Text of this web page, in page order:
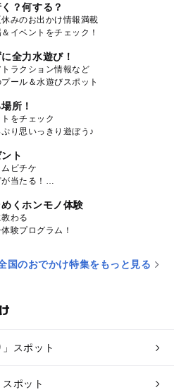
？何する？
みのお出かけ情報満載
イベントをチェック！
全力水遊び！
ラクション情報など
ール＆水遊びスポット
所！
をチェック
り思いっきり遊ぼう♪
ト
ビチケ
当たる！
くホンモノ体験
わる
験プログラム！
国のおでかけ特集をもっと見る
スポット
ポット